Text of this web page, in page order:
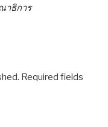
าธิการ
Required fields